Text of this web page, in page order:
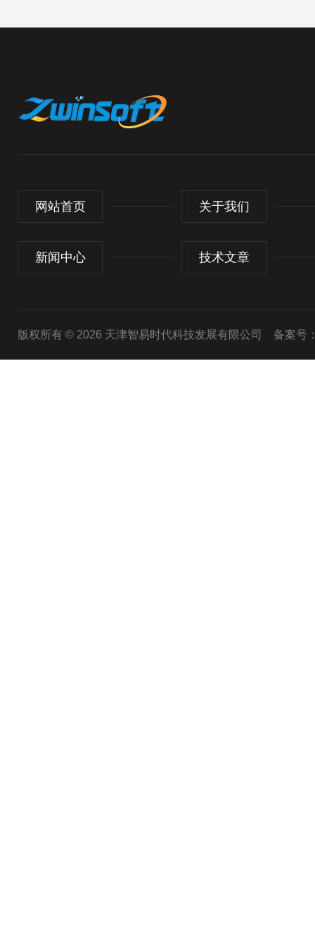
网站首页 关于我们
新闻中心 技术文章
版权所有 © 2026 天津智易时代科技发展有限公司 备案号